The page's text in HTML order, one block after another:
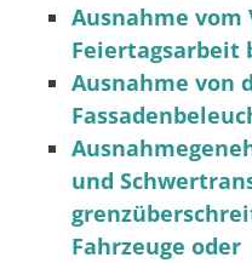
Ausnahme vom
Feiertagsarbeit
Ausnahme von
und
Fahrzeuge oder